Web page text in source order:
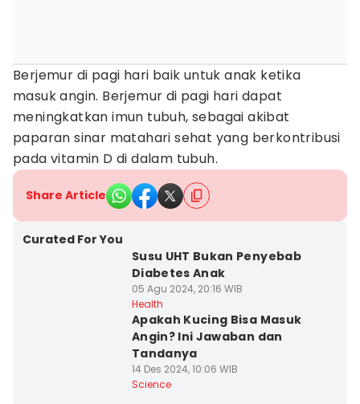
Berjemur di pagi hari baik untuk anak ketika
masuk angin. Berjemur di pagi hari dapat
meningkatkan imun tubuh, sebagai akibat
paparan sinar matahari sehat yang berkontribusi
pada vitamin D di dalam tubuh.
Share Article
Curated For You
Susu UHT Bukan Penyebab
Diabetes Anak
05 Agu 2024, 20:16 WIB
Health
Apakah Kucing Bisa Masuk
Angin? Ini Jawaban dan
Tandanya
14 Des 2024, 10:06 WIB
Science